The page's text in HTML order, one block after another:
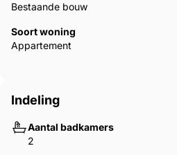
Bestaande bouw
Soort woning
Appartement
Indeling
Aantal badkamers
2